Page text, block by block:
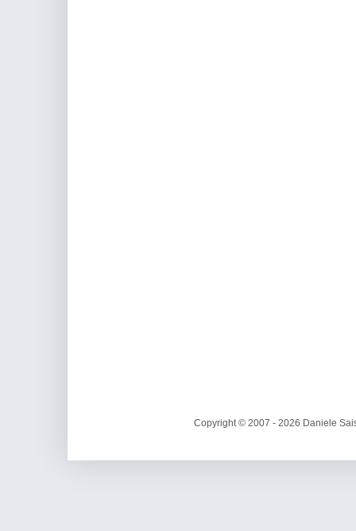
Copyright © 2007 - 2026 Daniele